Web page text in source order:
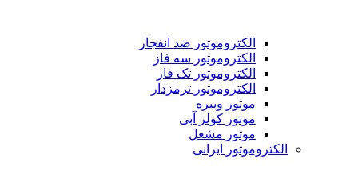
الکتروموتور ضد انفجار
الکتروموتور سه فاز
الکتروموتور تک فاز
الکتروموتور ترمزدار
موتور ویبره
موتور کولر آبی
موتور مشعل
الکتروموتور ایرانی